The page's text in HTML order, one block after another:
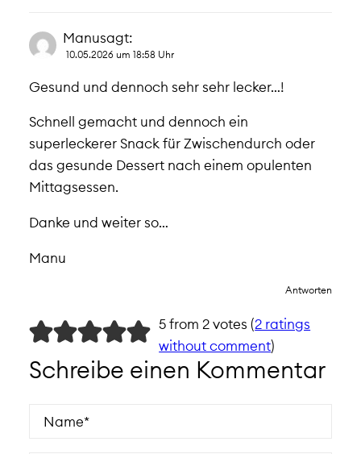
Manusagt:
10.05.2026 um 18:58 Uhr
Gesund und dennoch sehr sehr lecker…!
Schnell gemacht und dennoch ein
superleckerer Snack für Zwischendurch oder
das gesunde Dessert nach einem opulenten
Mittagsessen.
Danke und weiter so…
Manu
Antworten
5 from 2 votes (2 ratings
without comment)
Schreibe einen Kommentar